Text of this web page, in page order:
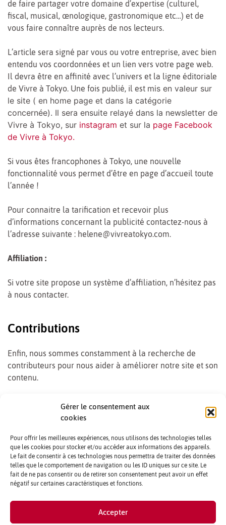
Gérer le consentement aux
cookies
Pour offrir les meilleures expériences, nous utilisons des technologies telles
que les cookies pour stocker et/ou accéder aux informations des appareils.
Le fait de consentir à ces technologies nous permettra de traiter des données
telles que le comportement de navigation ou les ID uniques sur ce site. Le
fait de ne pas consentir ou de retirer son consentement peut avoir un effet
négatif sur certaines caractéristiques et fonctions.
Accepter
de faire partager votre domaine d’expertise (culturel,
fiscal, musical, œnologique, gastronomique etc…) et de
vous faire connaître auprès de nos lecteurs.
L’article sera signé par vous ou votre entreprise, avec bien
entendu vos coordonnées et un lien vers votre page web.
Il devra être en affinité avec l’univers et la ligne éditoriale
de Vivre à Tokyo. Une fois publié, il est mis en valeur sur
le site ( en home page et dans la catégorie
concernée). Il sera ensuite relayé dans la newsletter de
Vivre à Tokyo, sur instagram et sur la page Facebook
de Vivre à Tokyo.
Si vous êtes francophones à Tokyo, une nouvelle
fonctionnalité vous permet d’être en page d’accueil toute
l’année !
Pour connaitre la tarification et recevoir plus
d’informations concernant la publicité contactez-nous à
l’adresse suivante : helene@vivreatokyo.com.
Affiliation :
Si votre site propose un système d’affiliation, n’hésitez pas
à nous contacter.
Contributions
Enfin, nous sommes constamment à la recherche de
contributeurs pour nous aider à améliorer notre site et son
contenu.
Alors, n’hésitez pas à nous contacter si :
Vous avez déniché une adresse que vous souhaitez
faire partager
Vous vous sentez l’âme d’un rédacteur occasionnel